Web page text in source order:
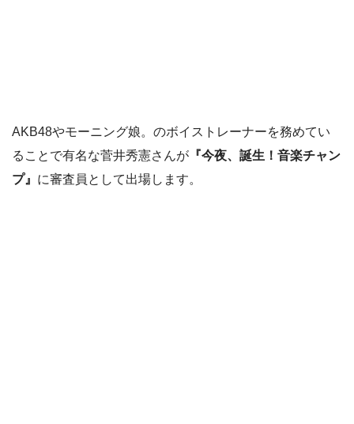
AKB48やモーニング娘。のボイストレーナーを務めてい
ることで有名な菅井秀憲さんが 『今夜、誕生！音楽チャン
プ』 に審査員として出場します。